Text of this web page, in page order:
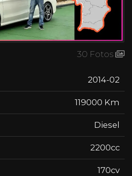
30 Fotos
2014-02
119000 Km
Diesel
2200cc
170cv